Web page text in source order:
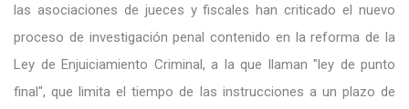
las asociaciones de jueces y fiscales han criticado el nuevo
proceso de investigación penal contenido en la reforma de la
Ley de Enjuiciamiento Criminal, a la que llaman "ley de punto
final", que limita el tiempo de las instrucciones a un plazo de